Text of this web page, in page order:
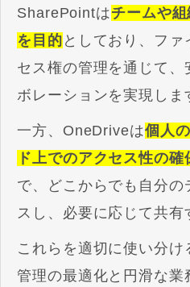
SharePointはチームや
を目的 としており、ファ
セス権の管理を通じて、
ボレーションを実現しま
一方、OneDriveは個人
ド上でのアクセス性の確
で、どこからでも自分の
スし、必要に応じて共有
これらを適切に使い分け
管理の最適化と円滑な業